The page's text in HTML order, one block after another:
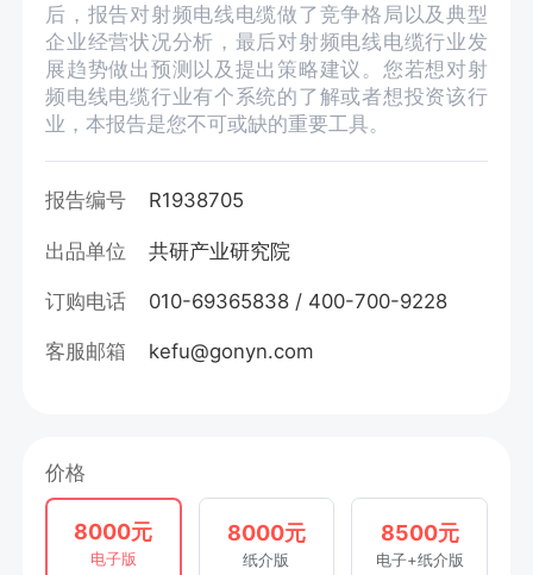
后，报告对射频电线电缆做了竞争格局以及典型
企业经营状况分析，最后对射频电线电缆行业发
展趋势做出预测以及提出策略建议。您若想对射
频电线电缆行业有个系统的了解或者想投资该行
业，本报告是您不可或缺的重要工具。
报告编号 R1938705
出品单位 共研产业研究院
订购电话 010-69365838 / 400-700-9228
客服邮箱 kefu@gonyn.com
价格
8000元
电子版
8000元
纸介版
8500元
电子+纸介版